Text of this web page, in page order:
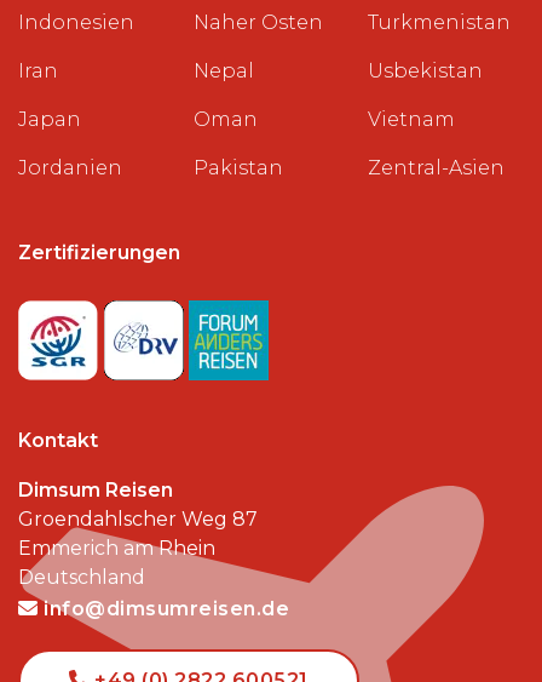
Indonesien
Iran
Japan
Jordanien
Naher Osten
Nepal
Oman
Pakistan
Turkmenistan
Usbekistan
Vietnam
Zentral-Asien
Zertifizierungen
Kontakt
Dimsum Reisen
Groendahlscher Weg 87
Emmerich am Rhein
Deutschland
info@dimsumreisen.de